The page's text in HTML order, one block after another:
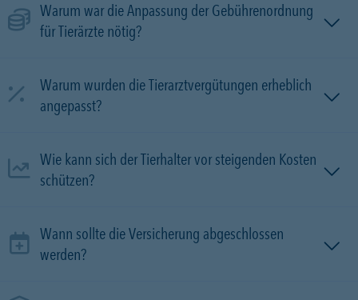
Warum war die Anpassung der Gebührenordnung
für Tierärzte nötig?
Warum wurden die Tierarztvergütungen erheblich
angepasst?
Wie kann sich der Tierhalter vor steigenden Kosten
schützen?
Wann sollte die Versicherung abgeschlossen
werden?